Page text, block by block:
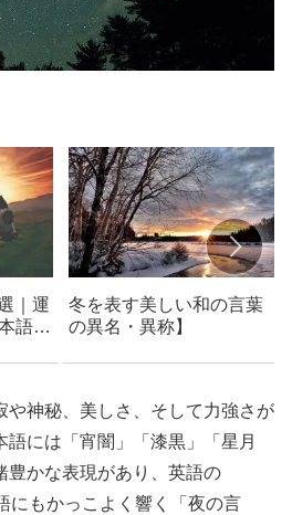
｜運
語と
冬を表す美しい和の言葉【
の異名・異称】
や神秘、美しさ、そして力強さが
には「宵闇」「漆黒」「星月
豊かな表現があり、英語の
にもかっこよく響く「夜の言